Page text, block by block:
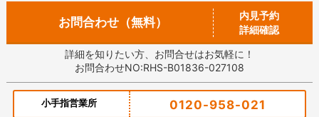
お問合わせ（無料）
内見予約
詳細確認
詳細を知りたい方、お問合せはお気軽に！
お問合わせNO:RHS-B01836-027108
小手指営業所 0120-958-021